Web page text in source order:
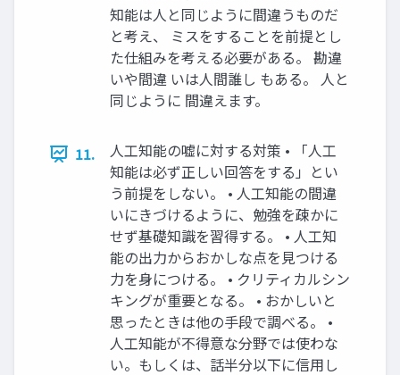
知能は人と同じように間違うものだ
と考え、 ミスをすることを前提とし
た仕組みを考える必要がある。 勘違
いや間違 いは人間誰し もある。 人と
同じように 間違えます。
11.
人工知能の嘘に対する対策 • 「人工
知能は必ず正しい回答をする」とい
う前提をしない。 • 人工知能の間違
いにきづけるように、勉強を疎かに
せず基礎知識を習得する。 • 人工知
能の出力からおかしな点を見つける
力を身につける。 • クリティカルシン
キングが重要となる。 • おかしいと
思ったときは他の手段で調べる。 •
人工知能が不得意な分野では使わな
い。もしくは、話半分以下に信用し